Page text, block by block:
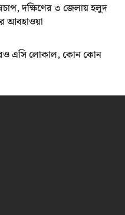
দক্ষিণের ৩ জেলায় হলুদ
আবহাওয়া
এসি লোকাল, কোন কোন